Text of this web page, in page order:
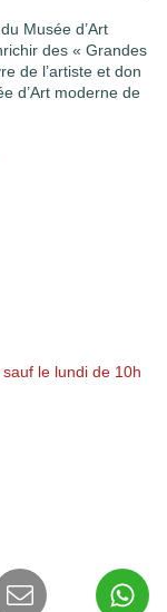
Musée d’Art
des « Grandes
de l’artiste et don
d’Art moderne de
le lundi de 10h